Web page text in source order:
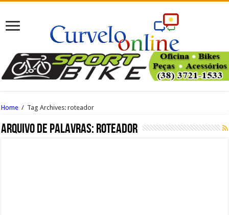
Home / Tag Archives: roteador
Arquivo de palavras:roteador